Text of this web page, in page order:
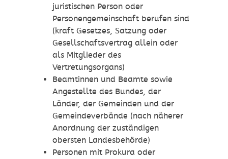
juristischen Person oder
Personengemeinschaft berufen sind
(kraft Gesetzes, Satzung oder
Gesellschaftsvertrag allein oder
als Mitglieder des
Vertretungsorgans)
Beamtinnen und Beamte sowie
Angestellte des Bundes, der
Länder, der Gemeinden und der
Gemeindeverbände (nach näherer
Anordnung der zuständigen
obersten Landesbehörde)
Personen mit Prokura oder